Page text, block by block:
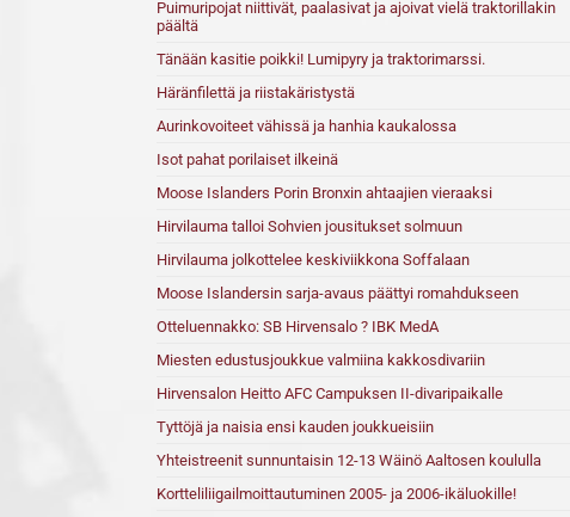
Puimuripojat niittivät, paalasivat ja ajoivat vielä traktorillakin
päältä
Tänään kasitie poikki! Lumipyry ja traktorimarssi.
Häränfilettä ja riistakäristystä
Aurinkovoiteet vähissä ja hanhia kaukalossa
Isot pahat porilaiset ilkeinä
Moose Islanders Porin Bronxin ahtaajien vieraaksi
Hirvilauma talloi Sohvien jousitukset solmuun
Hirvilauma jolkottelee keskiviikkona Soffalaan
Moose Islandersin sarja-avaus päättyi romahdukseen
Otteluennakko: SB Hirvensalo ? IBK MedA
Miesten edustusjoukkue valmiina kakkosdivariin
Hirvensalon Heitto AFC Campuksen II-divaripaikalle
Tyttöjä ja naisia ensi kauden joukkueisiin
Yhteistreenit sunnuntaisin 12-13 Wäinö Aaltosen koululla
Kortteliliigailmoittautuminen 2005- ja 2006-ikäluokille!